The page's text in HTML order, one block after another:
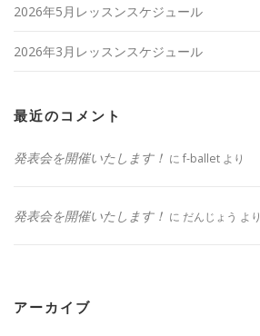
2026年5月レッスンスケジュール
2026年3月レッスンスケジュール
最近のコメント
発表会を開催いたします！ に f-ballet より
発表会を開催いたします！ に だんじょう より
アーカイブ